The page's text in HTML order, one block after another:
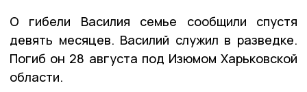
О гибели Василия семье сообщили спустя
девять месяцев. Василий служил в разведке.
Погиб он 28 августа под Изюмом Харьковской
области.